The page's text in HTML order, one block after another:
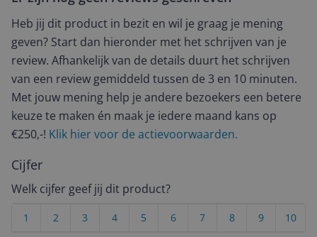
Heb jij dit product in bezit en wil je graag je mening
geven? Start dan hieronder met het schrijven van je
review. Afhankelijk van de details duurt het schrijven
van een review gemiddeld tussen de 3 en 10 minuten.
Met jouw mening help je andere bezoekers een betere
keuze te maken én maak je iedere maand kans op
€250,-! Klik hier voor de actievoorwaarden.
Cijfer
Welk cijfer geef jij dit product?
10
9
8
7
6
5
4
3
2
1